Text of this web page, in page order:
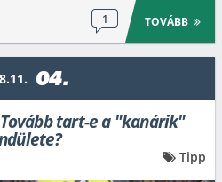
1 TOVÁBB
04.
tart-e a "kanárik"
Tipp